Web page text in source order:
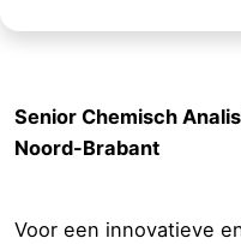
Senior Chemisch
Noord-Brabant
Voor een innovatieve